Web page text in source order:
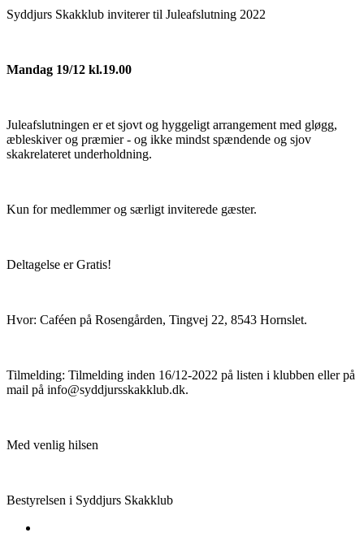
Syddjurs Skakklub inviterer til Juleafslutning 2022
Mandag 19/12 kl.19.00
Juleafslutningen er et sjovt og hyggeligt arrangement med gløgg,
æbleskiver og præmier - og ikke mindst spændende og sjov
skakrelateret underholdning.
Kun for medlemmer og særligt inviterede gæster.
Deltagelse er Gratis!
Hvor: Caféen på Rosengården, Tingvej 22, 8543 Hornslet.
Tilmelding: Tilmelding inden 16/12-2022 på listen i klubben eller på
mail på info@syddjursskakklub.dk.
Med venlig hilsen
Bestyrelsen i Syddjurs Skakklub